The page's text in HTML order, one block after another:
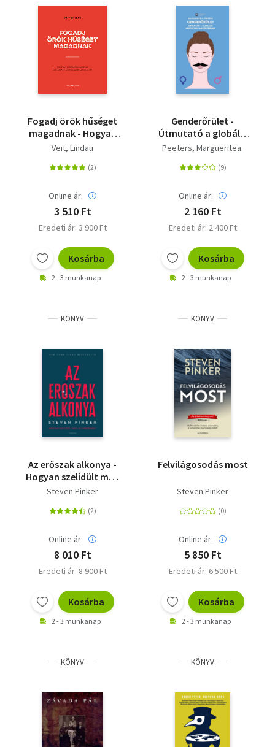
Fogadj örök hűséget
magadnak - Hogyan
forradalmasítja
szeretete?
Veit, Lindau
Online ár:
3 510 Ft
Eredeti ár: 3 900 Ft
Kosárba
2 - 3 munkanap
Genderőrület -
Útmutató a globális
mesterterv
Peeters, Margueritea.
Online ár:
2 160 Ft
Eredeti ár: 2 400 Ft
Kosárba
2 - 3 munkanap
KÖNYV
Az erőszak alkonya -
Hogyan szelídült meg
az emberiség?
Steven Pinker
Online ár:
8 010 Ft
Eredeti ár: 8 900 Ft
Kosárba
2 - 3 munkanap
KÖNYV
Felvilágosodás most
Steven Pinker
Online ár:
5 850 Ft
Eredeti ár: 6 500 Ft
Kosárba
2 - 3 munkanap
KÖNYV KÖNYV